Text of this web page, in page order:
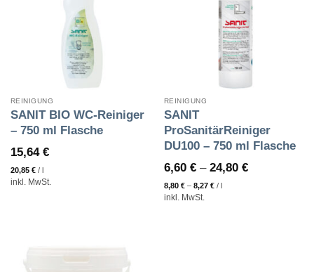
REINIGUNG
SANIT BIO WC-Reiniger
– 750 ml Flasche
15,64 €
20,85 €/
inkl. MwSt.
REINIGUNG
SANIT
ProSanitärReiniger
DU100 – 750 ml Flasche
6,60 €– 24,80 €
8,80 €– 8,27 €/
inkl. MwSt.